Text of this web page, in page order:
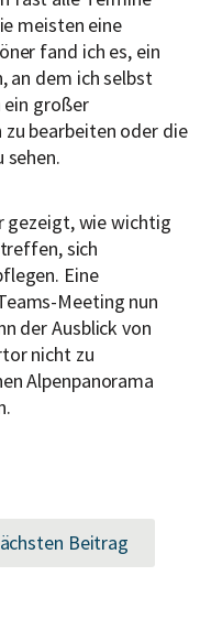
meisten eine
fand ich es, ein
an dem ich selbst
großer
bearbeiten oder die
sehen.
gezeigt, wie wichtig
sich
Eine
Meeting nun
der Ausblick von
nicht zu
Alpenpanorama
Beitrag